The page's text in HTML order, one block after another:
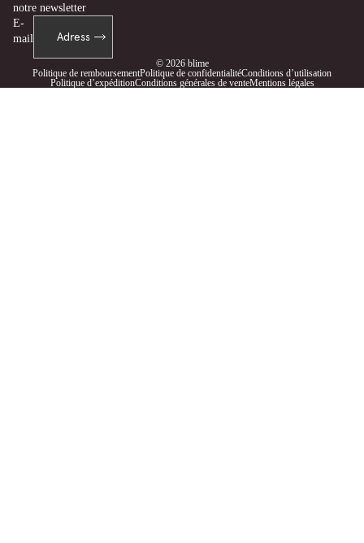
notre newsletter
E-
mail
© 2026 blime
Politique de remboursementPolitique de confidentialitéConditions d’utilisation
Politique d’expéditionConditions générales de venteMentions légales